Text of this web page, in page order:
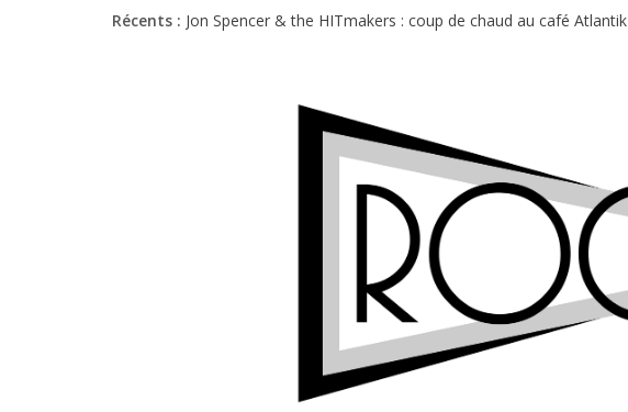
Récents : Jon Spencer & the HITmakers : coup de chaud au café Atlantik
Charlie Puth à l’Olympia : la leçon de pop du Professeur Puth